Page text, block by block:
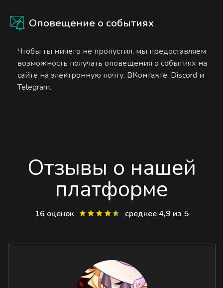
Оповещение о событиях
Чтобы ты ничего не пропустил, мы предоставляем
возможность получать оповещения о событиях на
сайте на электронную почту, ВКонтакте, Discord и
Telegram.
Отзывы о нашей
платформе
16 оценок среднее 4,9 из 5